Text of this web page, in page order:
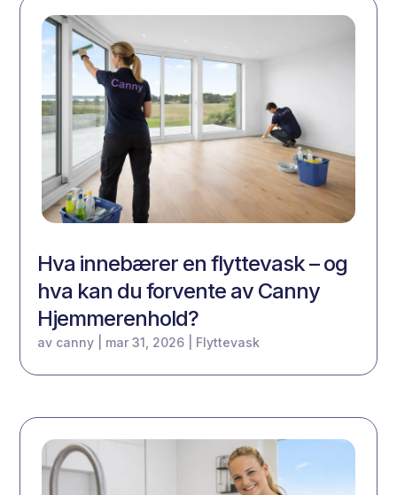
Hva innebærer en flyttevask – og
hva kan du forvente av Canny
Hjemmerenhold?
av canny mar 31, 2026 Flyttevask